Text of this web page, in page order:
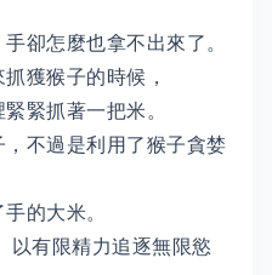
卻怎麼也拿不出來了。
獲猴子的時候，
緊抓著一把米。
不過是利用了猴子貪婪
手的大米。
以有限精力追逐無限慾